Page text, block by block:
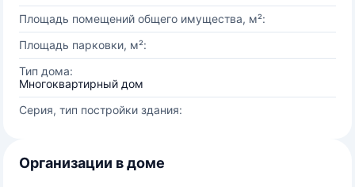
Площадь помещений общего имущества, м²:
Площадь парковки, м²:
Тип дома:
Многоквартирный дом
Серия, тип постройки здания:
Организации в доме